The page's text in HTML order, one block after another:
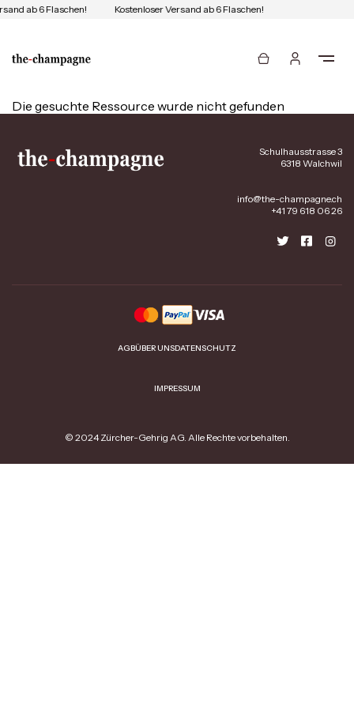
ab 6 Flaschen! Kostenloser Versand ab 6 Flaschen!
Die gesuchte Ressource wurde nicht gefunden
Schulhausstrasse 3
6318 Walchwil
info@the-champagne.ch
+41 79 618 06 26
AGBÜBER UNSDATENSCHUTZ
IMPRESSUM
© 2024 Zürcher-Gehrig AG. Alle Rechte vorbehalten.